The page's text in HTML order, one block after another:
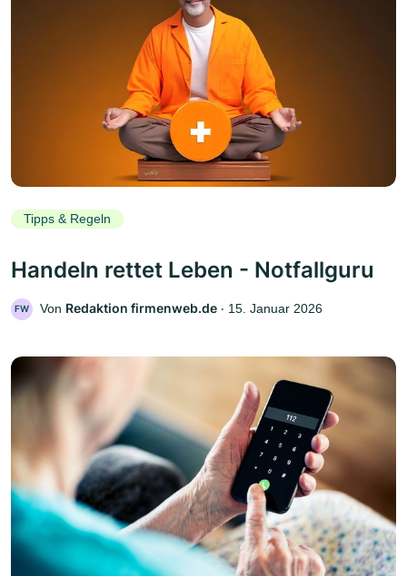
Tipps & Regeln
Handeln rettet Leben - Notfallguru
FW Von Redaktion firmenweb.de ‧ 15. Januar 2026